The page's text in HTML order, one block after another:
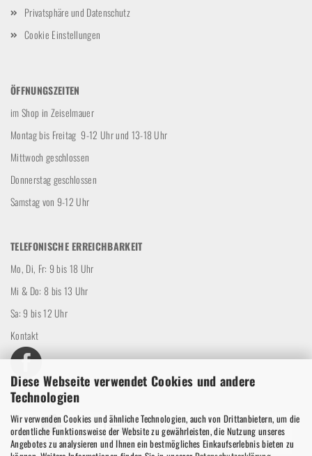
Diese Webseite verwendet Cookies und andere
Technologien
Wir verwenden Cookies und ähnliche Technologien, auch von Drittanbietern, um die
ordentliche Funktionsweise der Website zu gewährleisten, die Nutzung unseres
Angebotes zu analysieren und Ihnen ein bestmögliches Einkaufserlebnis bieten zu
Privatsphäre und Datenschutz
Cookie Einstellungen
ÖFFNUNGSZEITEN
im Shop in Zeiselmauer
Montag bis Freitag 9-12 Uhr und 13-18 Uhr
Mittwoch geschlossen
Donnerstag geschlossen
Samstag von 9-12 Uhr
TELEFONISCHE ERREICHBARKEIT
Mo, Di, Fr: 9 bis 18 Uhr
Mi & Do: 8 bis 13 Uhr
Sa: 9 bis 12 Uhr
Kontakt